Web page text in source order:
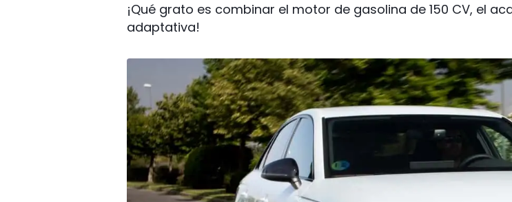
¡Qué grato es combinar el motor de gasolina de 150 CV, el
adaptativa!